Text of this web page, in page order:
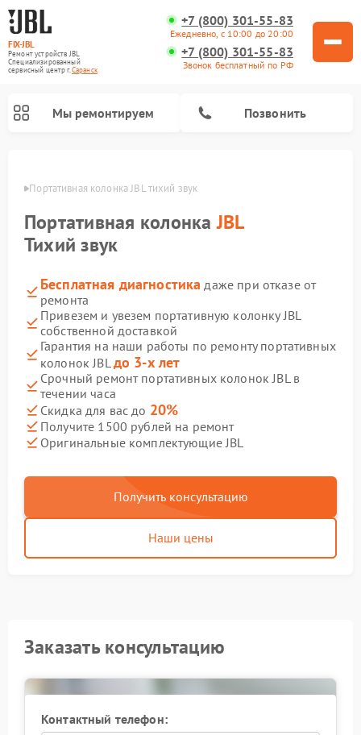
FIX-JBL
Ремонт устройств JBL
Специализированный
cервисный центр г.Саранск
+7 (800) 301-55-83
Ежедневно, с 10:00 до 20:00
+7 (800) 301-55-83
Звонок бесплатный по РФ
Мы ремонтируем Позвонить
Портативная колонка JBL тихий звук
Портативная колонкаJBL
Тихий звук
Бесплатная диагностика даже при отказе от
ремонта
Привезем и увезем портативную колонку JBL
собственной доставкой
Гарантия на наши работы по ремонту портативных
колонок JBLдо 3-х лет
Срочный ремонт портативных колонок JBL в
течении часа
Скидка для вас до 20%
Получите 1500 рублей на ремонт
Оригинальные комплектующие JBL
Получить консультацию
Наши цены
Заказать консультацию
Контактный телефон: